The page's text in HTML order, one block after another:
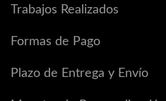
Trabajos Realizados
Formas de Pago
Plazo de Entrega y Envío